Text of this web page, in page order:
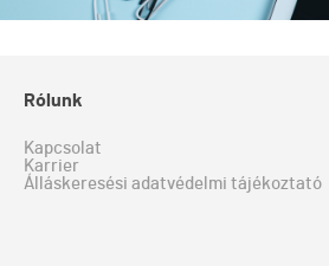
Rólunk
Kapcsolat
Karrier
Álláskeresési adatvédelmi tájékoztató